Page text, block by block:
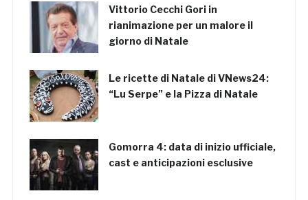
Vittorio Cecchi Gori in
rianimazione per un malore il
giorno di Natale
Le ricette di Natale di VNews24:
“Lu Serpe” e la Pizza di Natale
Gomorra 4: data di inizio ufficiale,
cast e anticipazioni esclusive